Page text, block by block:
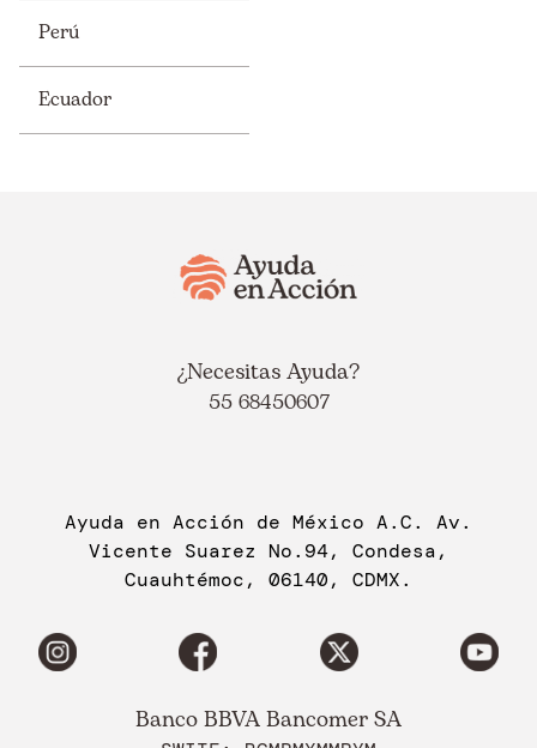
Perú
Ecuador
¿Necesitas Ayuda?
55 68450607
Ayuda en Acción de México A.C. Av.
Vicente Suarez No.94, Condesa,
Cuauhtémoc, 06140, CDMX.
Banco BBVA Bancomer SA